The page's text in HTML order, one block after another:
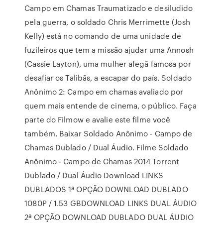
Campo em Chamas Traumatizado e desiludido
pela guerra, o soldado Chris Merrimette (Josh
Kelly) está no comando de uma unidade de
fuzileiros que tem a missão ajudar uma Annosh
(Cassie Layton), uma mulher afegã famosa por
desafiar os Talibãs, a escapar do país. Soldado
Anônimo 2: Campo em chamas avaliado por
quem mais entende de cinema, o público. Faça
parte do Filmow e avalie este filme você
também. Baixar Soldado Anônimo - Campo de
Chamas Dublado / Dual Áudio. Filme Soldado
Anônimo - Campo de Chamas 2014 Torrent
Dublado / Dual Áudio Download LINKS
DUBLADOS 1ª OPÇÃO DOWNLOAD DUBLADO
1080P / 1.53 GBDOWNLOAD LINKS DUAL ÁUDIO
2ª OPÇÃO DOWNLOAD DUBLADO DUAL ÁUDIO